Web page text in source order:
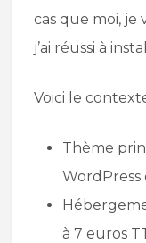
cas que moi, je
j’ai réussi à
Voici le
Thème
WordPress
à 7 euros